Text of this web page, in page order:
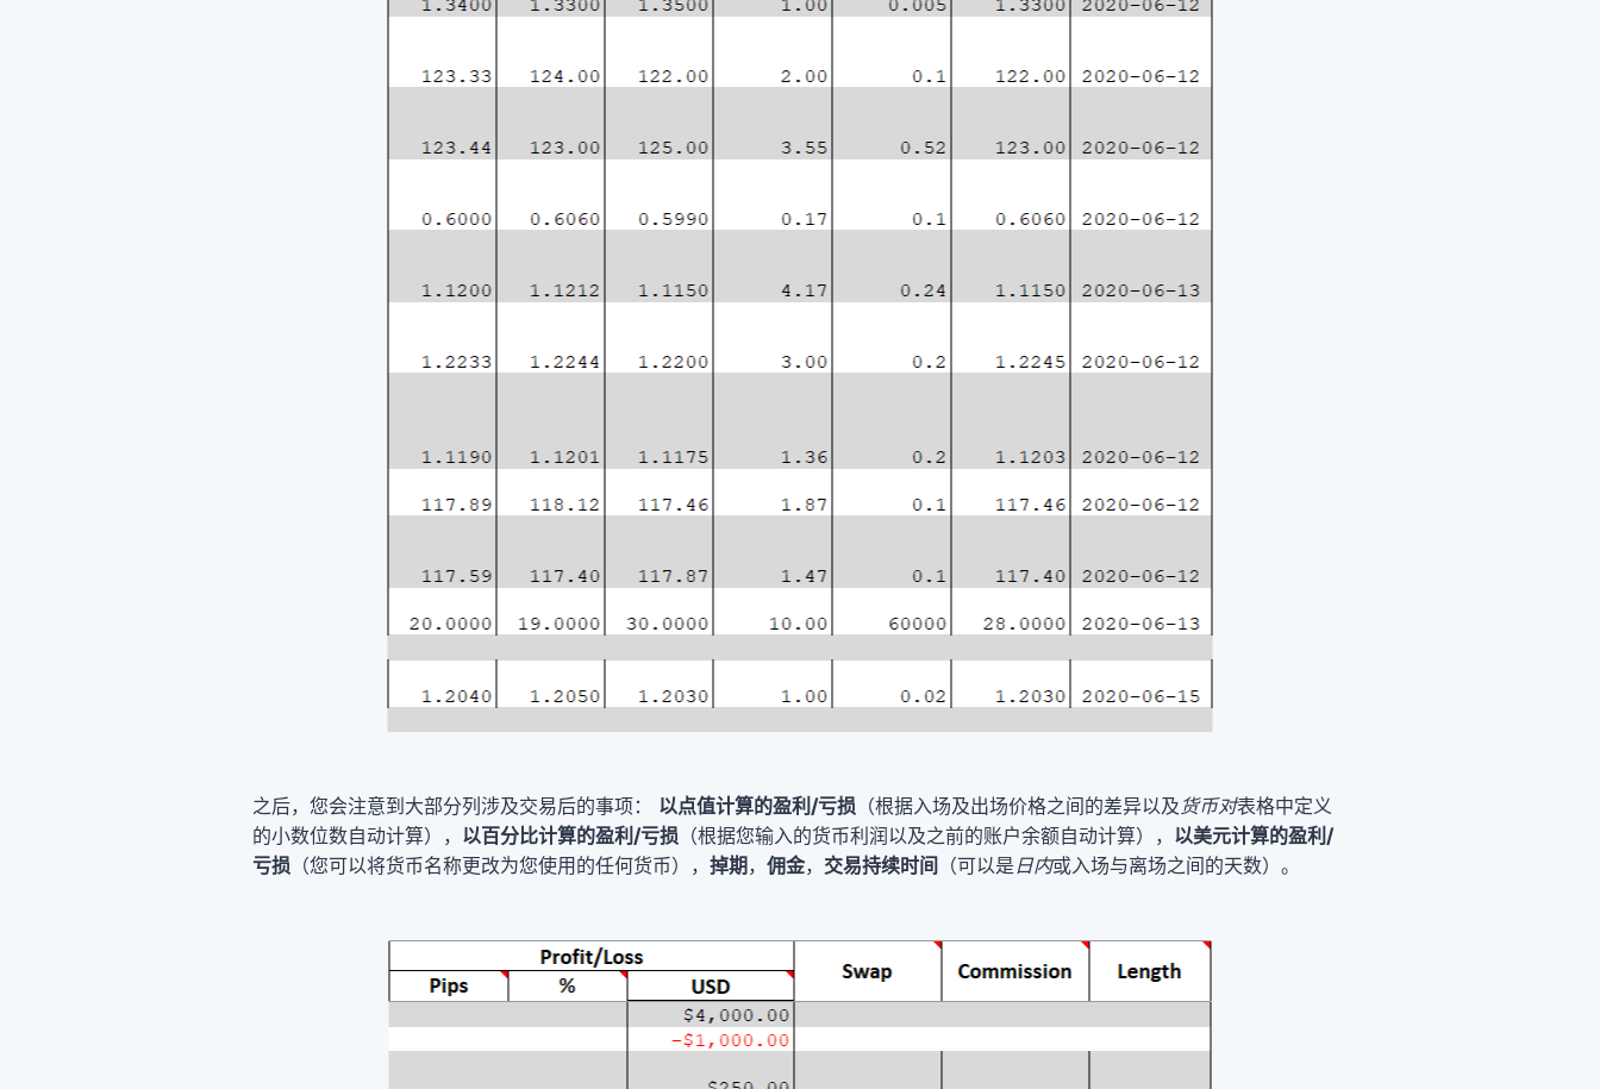
之后，您会注意到大部分列涉及交易后的事项： 以点值计算的盈利/亏损 （根据入场及出场价格之间的差异以及 货币对表格中定义
的小数位数自动计算）， 以百分比计算的盈利/亏损 （根据您输入的货币利润以及之前的账户余额自动计算）， 以美元计算的盈利/
亏损 （您可以将货币名称更改为您使用的任何货币）， 掉期 ， 佣金， 交易持续时间 （可以是 日内或入场与离场之间的天数）。